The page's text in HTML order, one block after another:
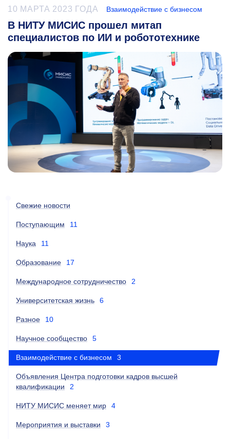
10 МАРТА 2023 ГОДА Взаимодействие с бизнесом
В НИТУ МИСИС прошел митап
специалистов по ИИ и робототехнике
Свежие новости
Поступающим 11
Наука 11
Образование 17
Международное сотрудничество 2
Университетская жизнь 6
Разное 10
Научное сообщество 5
Взаимодействие с бизнесом 3
Объявления Центра подготовки кадров высшей
квалификации
2
НИТУ МИСИС меняет мир 4
Мероприятия и выставки 3